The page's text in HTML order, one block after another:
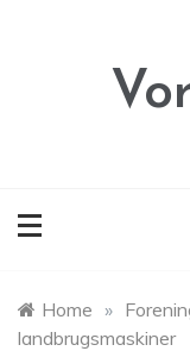
Home »
landbrugsmaskiner